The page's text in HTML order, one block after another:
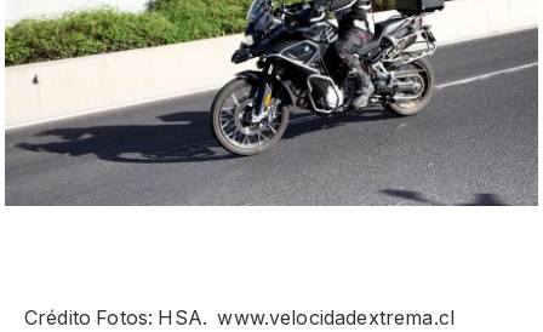
Crédito Fotos: HSA. www.velocidadextrema.cl